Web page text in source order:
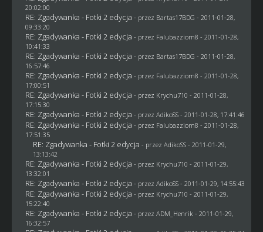
20:02:00
RE: Zgadywanka - Fotki 2 edycja - przez Bartas17BDG - 2011-01-28,
09:33:20
RE: Zgadywanka - Fotki 2 edycja - przez Falubazziom8 - 2011-01-28,
10:41:33
RE: Zgadywanka - Fotki 2 edycja - przez Bartas17BDG - 2011-01-28,
16:57:46
RE: Zgadywanka - Fotki 2 edycja - przez Falubazziom8 - 2011-01-28,
17:00:51
RE: Zgadywanka - Fotki 2 edycja - przez Krychu710 - 2011-01-28,
17:15:30
RE: Zgadywanka - Fotki 2 edycja - przez AdikoSS - 2011-01-28, 17:41:46
RE: Zgadywanka - Fotki 2 edycja - przez Falubazziom8 - 2011-01-28,
17:51:35
RE: Zgadywanka - Fotki 2 edycja - przez AdikoSS - 2011-01-29,
13:13:42
RE: Zgadywanka - Fotki 2 edycja - przez Krychu710 - 2011-01-29,
13:32:01
RE: Zgadywanka - Fotki 2 edycja - przez AdikoSS - 2011-01-29, 14:55:43
RE: Zgadywanka - Fotki 2 edycja - przez Krychu710 - 2011-01-29,
15:22:40
RE: Zgadywanka - Fotki 2 edycja - przez ADM_Henrik- 2011-01-29,
16:32:57